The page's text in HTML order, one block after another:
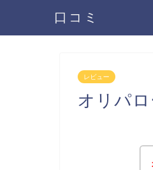
口コミ
レビュー
オリパ